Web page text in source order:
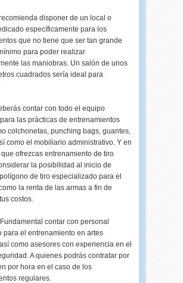
recomienda disponer de un local o
específicamente para los
que no tiene que ser tan grande
para poder realizar
las maniobras. Un salón de unos
cuadrados sería ideal para
contar con todo el equipo
las prácticas de entrenamientos
colchonetas, punching bags, guantes,
como el mobiliario administrativo. Y en
ofrezcas entrenamiento de tiro
la posibilidad al inicio de
de tiro especializado para el
la renta de las armas a fin de
costos.
. Fundamental contar con personal
para el entrenamiento en artes
como asesores con experiencia en el
A quienes podrás contratar por
por hora en el caso de los
regulares.